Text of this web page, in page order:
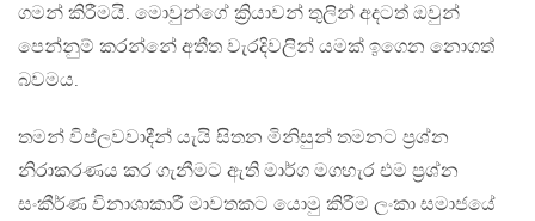
ගමන් කිරීමයි. මොවුන්ගේ ක්‍රියාවන් තුලින් අදටත් ඔවුන්
පෙන්නුම් කරන්නේ අතීත වැරදිවලින් යමක් ඉගෙන නොගත්
බවමය.
තමන් විප්ලවවාදීන් යැයි සිතන මිනිසුන් තමනට ප්‍රශ්න
නිරාකරණය කර ගැනීමට ඇති මාර්ග මගහැර එම ප්‍රශ්න
සංකීර්ණ විනාශාකාරී මාවතකට යොමු කිරීම ලංකා සමාජයේ